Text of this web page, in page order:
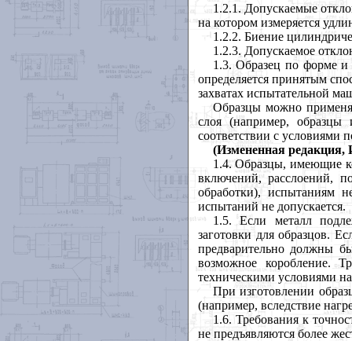
1.2.1. Допускаемые
на котором измеряется удли
1.2.2. Биение
1.2.3. Допускаемое
1.3. Образец по форме и
определяется принятым
захватах испытательной
Образцы можно
слоя (например, образцы
соответствии с условиями
(Измененная
1.4. Образцы, имеющие
включений, расслоений,
обработки), испытаниям
испытаний не допускается.
1.5. Если металл
заготовки для образцов.
предварительно должны
возможное коробление.
техническими условиями
При изготовлении
(например, вследствие
1.6. Требования к
не предъявляются более